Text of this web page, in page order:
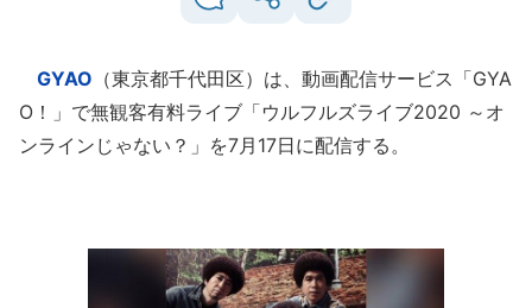
GYAO （東京都千代田区）は、動画配信サービス「GYA
O！」で無観客有料ライブ「ウルフルズライブ2020 ～オ
ンラインじゃない？」を7月17日に配信する。